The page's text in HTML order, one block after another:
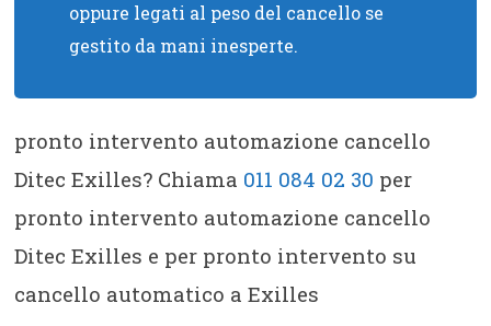
oppure legati al peso del cancello se
gestito da mani inesperte.
pronto intervento automazione cancello
Ditec Exilles? Chiama 011 084 02 30 per
pronto intervento automazione cancello
Ditec Exilles e per pronto intervento su
cancello automatico a Exilles